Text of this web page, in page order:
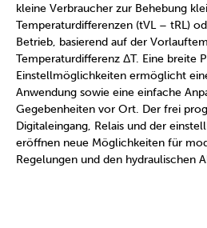
kleine Verbraucher zur Behebung
Temperaturdifferenzen (tVL – tRL)
Betrieb, basierend auf der
Temperaturdifferenz ΔT. Eine breite
Einstellmöglichkeiten ermöglicht
Anwendung sowie eine einfache
Gegebenheiten vor Ort. Der frei
Digitaleingang, Relais und der
eröffnen neue Möglichkeiten für
Regelungen und den hydraulischen